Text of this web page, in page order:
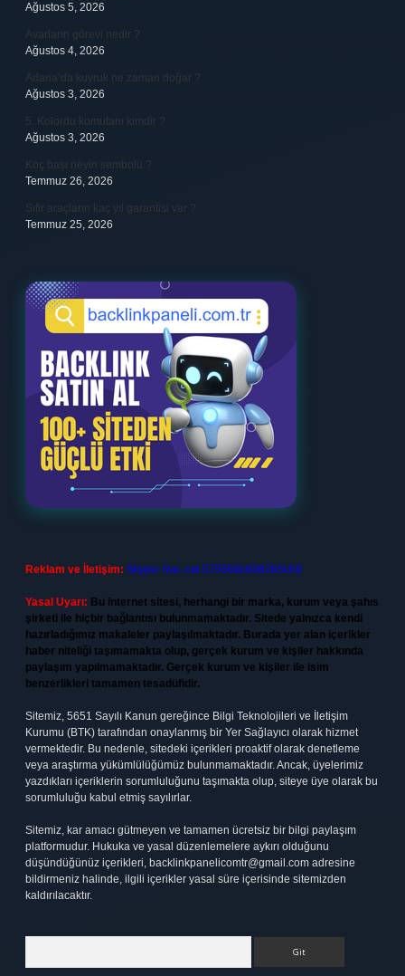
Ağustos 5, 2026
Avarların görevi nedir ?
Ağustos 4, 2026
Adana’da kuyruk ne zaman doğar ?
Ağustos 3, 2026
5. Kolordu komutanı kimdir ?
Ağustos 3, 2026
Koç başı neyin sembolü ?
Temmuz 26, 2026
Sıfır araçların kaç yıl garantisi var ?
Temmuz 25, 2026
Reklam ve İletişim: Skype: live:.cid.575569c608265c69
Yasal Uyarı: Bu internet sitesi, herhangi bir marka, kurum veya şahıs
şirketi ile hiçbir bağlantısı bulunmamaktadır. Sitede yalnızca kendi
hazırladığımız makaleler paylaşılmaktadır. Burada yer alan içerikler
haber niteliği taşımamakta olup, gerçek kurum ve kişiler hakkında
paylaşım yapılmamaktadır. Gerçek kurum ve kişiler ile isim
benzerlikleri tamamen tesadüfidir.
Sitemiz, 5651 Sayılı Kanun gereğince Bilgi Teknolojileri ve İletişim
Kurumu (BTK) tarafından onaylanmış bir Yer Sağlayıcı olarak hizmet
vermektedir. Bu nedenle, sitedeki içerikleri proaktif olarak denetleme
veya araştırma yükümlülüğümüz bulunmamaktadır. Ancak, üyelerimiz
yazdıkları içeriklerin sorumluluğunu taşımakta olup, siteye üye olarak bu
sorumluluğu kabul etmiş sayılırlar.
Sitemiz, kar amacı gütmeyen ve tamamen ücretsiz bir bilgi paylaşım
platformudur. Hukuka ve yasal düzenlemelere aykırı olduğunu
düşündüğünüz içerikleri, backlinkpanelicomtr@gmail.com adresine
bildirmeniz halinde, ilgili içerikler yasal süre içerisinde sitemizden
kaldırılacaktır.